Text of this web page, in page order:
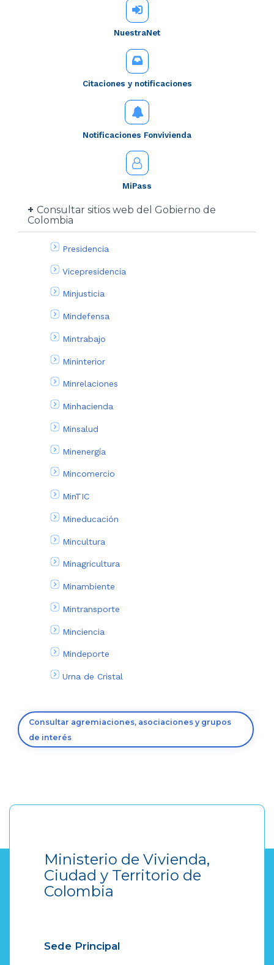
NuestraNet
Citaciones y notificaciones
Notificaciones Fonvivienda
MiPass
Consultar sitios web del Gobierno de
Colombia
Presidencia
Vicepresidencia
Minjusticia
Mindefensa
Mintrabajo
Mininterior
Minrelaciones
Minhacienda
Minsalud
Minenergía
Mincomercio
MinTIC
Mineducación
Mincultura
Minagricultura
Minambiente
Mintransporte
Minciencia
Mindeporte
Urna de Cristal
Consultar agremiaciones, asociaciones y grupos
de interés
Ministerio de Vivienda,
Ciudad y Territorio de
Colombia
Sede Principal